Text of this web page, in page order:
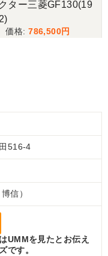
ター三菱GF130(19
786,500
516-4
信）
UMMを見たとお伝え
です。